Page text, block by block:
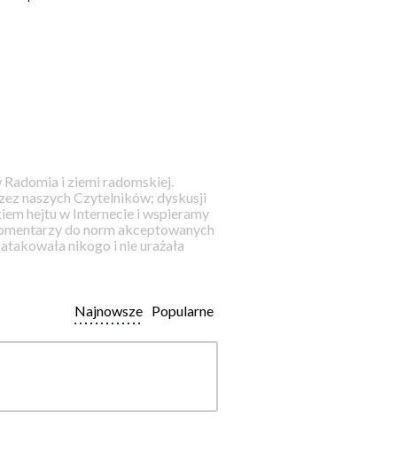
i ziemi radomskiej.
naszych Czytelników; dyskusji
hejtu w Internecie i wspieramy
do norm akceptowanych
nikogo i nie urażała
Popularne
Najnowsze